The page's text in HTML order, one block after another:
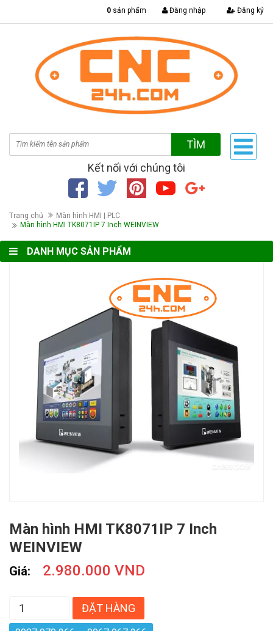
0 sản phẩm Đăng nhập Đăng ký
TÌM
Kết nối với chúng tôi
Trang chủ
Màn hình HMI | PLC
Màn hình HMI TK8071IP 7 Inch WEINVIEW
DANH MỤC SẢN PHẨM
Màn hình HMI TK8071IP 7 Inch
WEINVIEW
Giá: 2.980.000 VND
ĐẶT HÀNG